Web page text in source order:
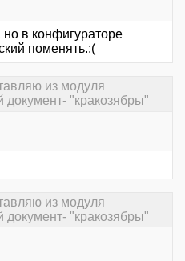
в конфигураторе
поменять.:(
из модуля
документ- "кракозябры"
из модуля
документ- "кракозябры"